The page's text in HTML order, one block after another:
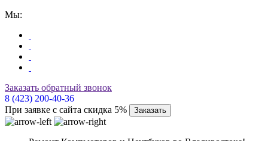
Мы:
Заказать обратный звонок
8 (423) 200-40-36
При заявке с сайта скидка 5%
Заказать